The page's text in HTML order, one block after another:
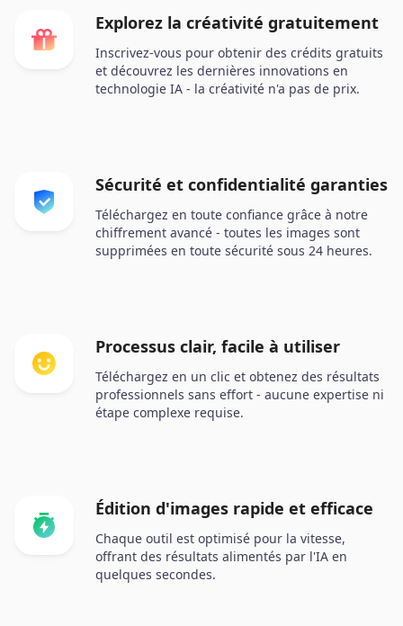
Explorez la créativité gratuitement
Inscrivez-vous pour obtenir des crédits gratuits
et découvrez les dernières innovations en
technologie IA - la créativité n'a pas de prix.
Sécurité et confidentialité garanties
Téléchargez en toute confiance grâce à notre
chiffrement avancé - toutes les images sont
supprimées en toute sécurité sous 24 heures.
Processus clair, facile à utiliser
Téléchargez en un clic et obtenez des résultats
professionnels sans effort - aucune expertise ni
étape complexe requise.
Édition d'images rapide et efficace
Chaque outil est optimisé pour la vitesse,
offrant des résultats alimentés par l'IA en
quelques secondes.